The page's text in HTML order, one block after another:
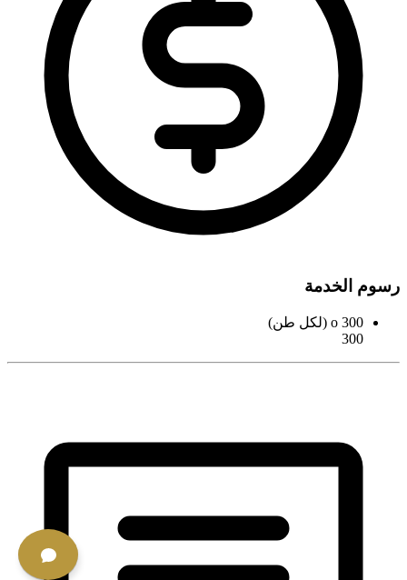
رسوم الخدمة
o 300 (لكل طن)
300